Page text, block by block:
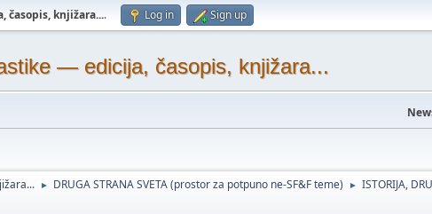
časopis, knjižara.... Log in Sign up
— edicija, časopis, knjižara...
► DRUGA STRANA SVETA (prostor za potpuno ne-SF&F teme) ► ISTORIJA,